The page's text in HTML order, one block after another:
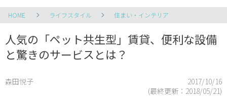
HOME ライフスタイル 住まい・インテリア
人気の「ペット共生型」賃貸、便利な設備
と驚きのサービスとは？
森田悦子
2017/10/16
(最終更新： 2018/05/21)